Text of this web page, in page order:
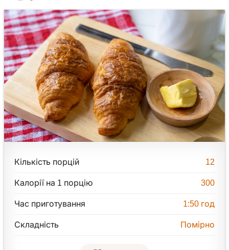
Кількість порцій 12
Калорії на 1 порцію 300
Час приготування 1:50 год
Складність Помірно